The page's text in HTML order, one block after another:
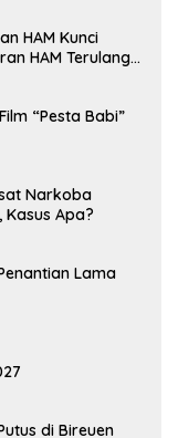
HAM Kunci
HAM Terulang
“Pesta Babi”
Narkoba
Kasus Apa?
Lama
di Bireuen